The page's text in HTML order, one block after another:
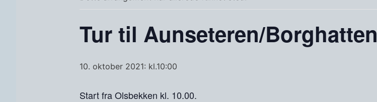
Tur til Aunseteren/Borghatten
10. oktober 2021: kl.10:00
Start fra Olsbekken kl. 10.00.